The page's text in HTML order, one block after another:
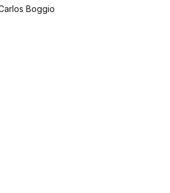
Boggio